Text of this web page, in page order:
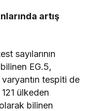
artış
sayılarının
EG.5,
tespiti de
ülkeden
bilinen